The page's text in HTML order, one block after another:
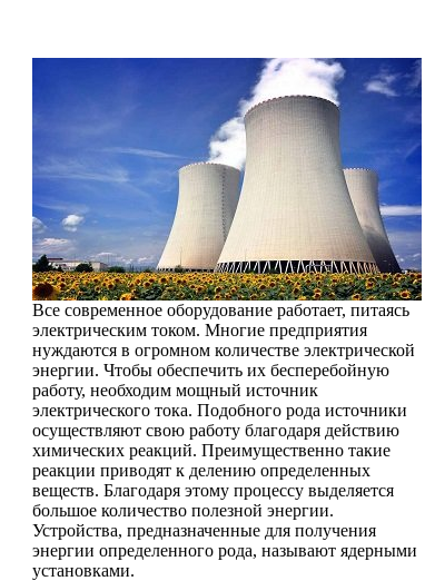
Все современное оборудование работает, питаясь
электрическим током. Многие предприятия
нуждаются в огромном количестве электрической
энергии. Чтобы обеспечить их бесперебойную
работу, необходим мощный источник
электрического тока. Подобного рода источники
осуществляют свою работу благодаря действию
химических реакций. Преимущественно такие
реакции приводят к делению определенных
веществ. Благодаря этому процессу выделяется
большое количество полезной энергии.
Устройства, предназначенные для получения
энергии определенного рода, называют ядерными
установками.